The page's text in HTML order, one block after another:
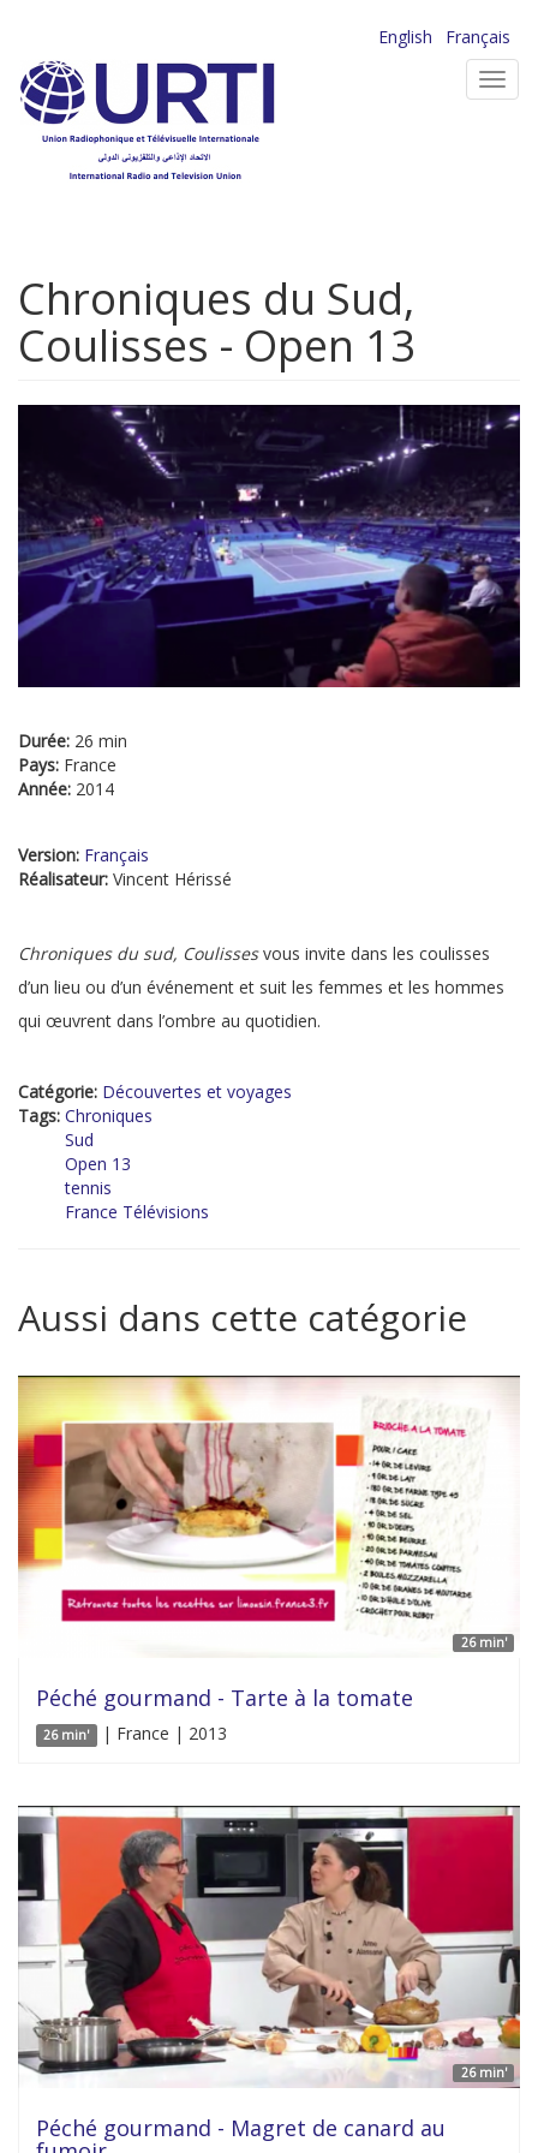
contenu
principal
English
Français
Chroniques du Sud,
Coulisses - Open 13
Durée: 26 min
Pays: France
Année: 2014
Version: Français
Réalisateur: Vincent Hérissé
Chroniques du sud, Coulissesvous invite dans les coulisses
d’un lieu ou d’un événement et suit les femmes et les hommes
qui œuvrent dans l’ombre au quotidien.
Catégorie: Découvertes et voyages
Tags: Chroniques
Sud
Open 13
tennis
France Télévisions
Aussi dans cette catégorie
26 min'
Péché gourmand - Tarte à la tomate
26 min' | France | 2013
26 min'
Péché gourmand - Magret de canard au